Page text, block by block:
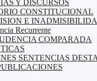
Y DISCURSOS
CONSTITUCIONAL
E
Recurrente
COMPARADA
SENTENCIAS